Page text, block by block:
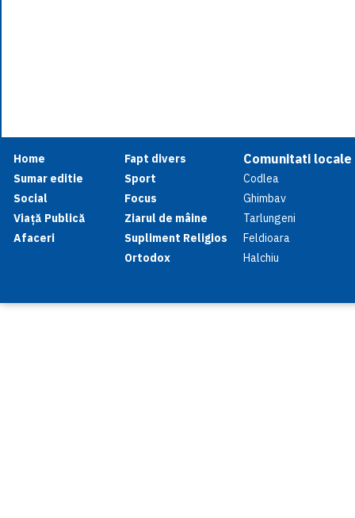
Home
Sumar editie
Social
Viață Publică
Afaceri
Fapt divers
Sport
Focus
Ziarul de mâine
Supliment Religios
Ortodox
Comunitati locale
Codlea
Ghimbav
Tarlungeni
Feldioara
Halchiu